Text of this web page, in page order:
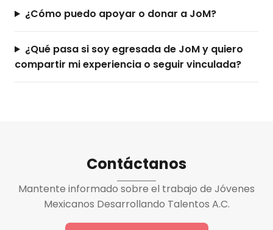
¿Cómo puedo apoyar o donar a JoM?
¿Qué pasa si soy egresada de JoM y quiero
compartir mi experiencia o seguir vinculada?
Contáctanos
Mantente informado sobre el trabajo de Jóvenes
Mexicanos Desarrollando Talentos A.C.